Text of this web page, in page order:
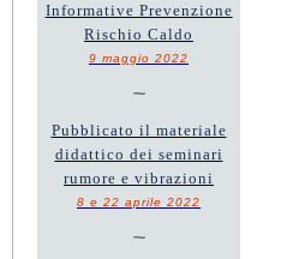
Informative Prevenzione
Rischio Caldo
9 maggio 2022
~
Pubblicato il materiale
didattico dei seminari
rumore e vibrazioni
8 e 22 aprile 2022
~